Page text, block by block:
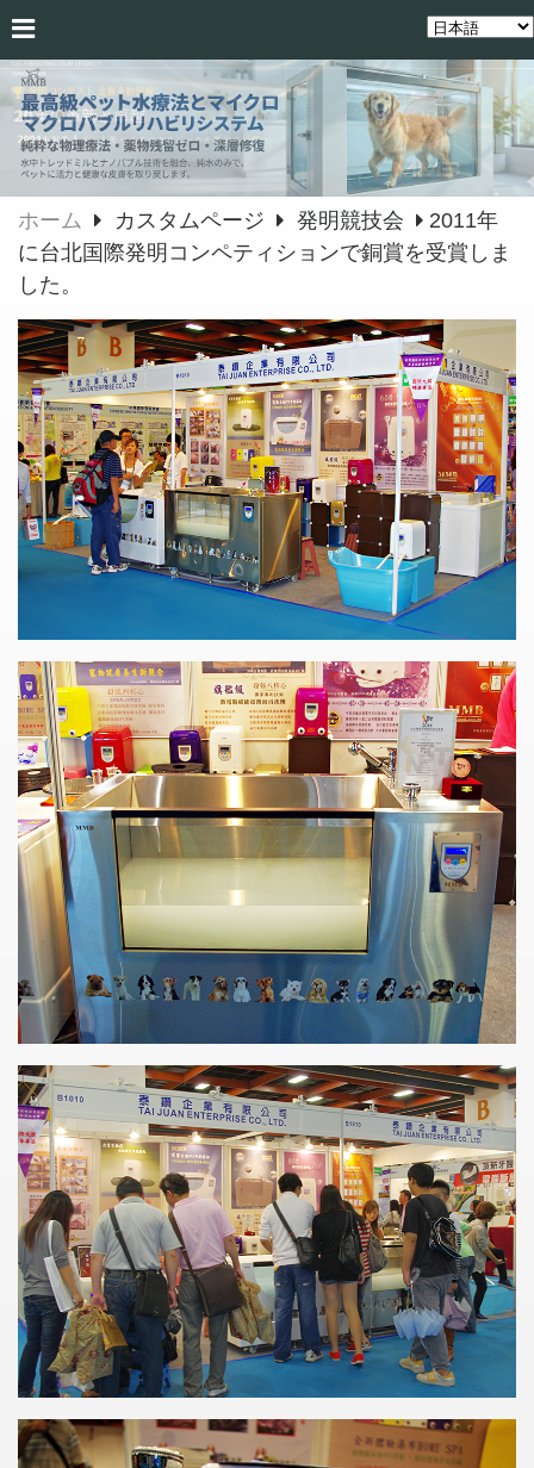
ホーム カスタムページ 発明競技会
2011年
に台北国際発明コンペティションで銅賞を受賞しま
した。